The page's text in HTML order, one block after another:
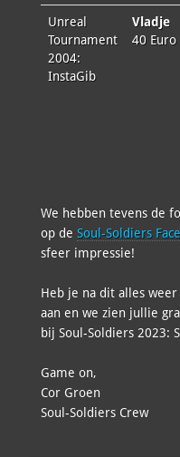
Unreal
Tournament
2004:
InstaGib
Vladje
40 Euro
We hebben tevens de
op de Soul-Soldiers
sfeer impressie!
Heb je na dit alles
aan en we zien jullie
bij Soul-Soldiers 2023:
Game on,
Cor Groen
Soul-Soldiers Crew